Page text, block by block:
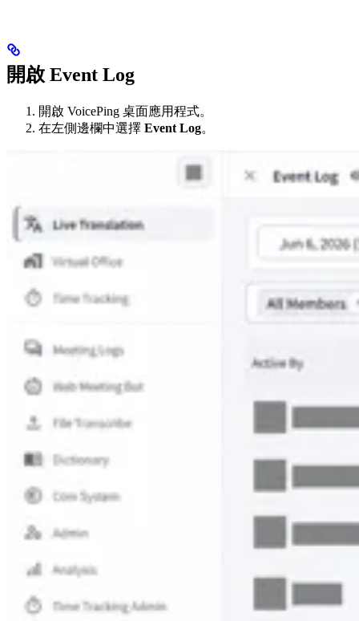
開啟 Event Log
開啟 VoicePing 桌面應用程式。
在左側邊欄中選擇 Event Log。